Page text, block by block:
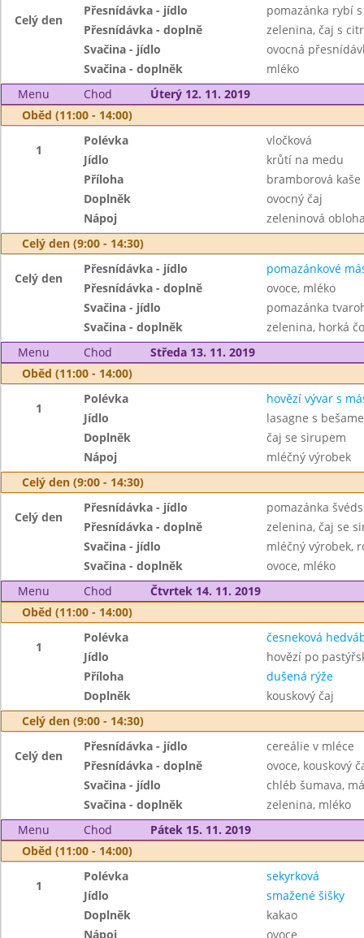
Celý den
Přesnídávka - jídlo
pomazánka rybí
Přesnídávka - doplně
zelenina, čaj s
Svačina - jídlo
ovocná
Svačina - doplněk
mléko
Menu
Chod
Úterý 12. 11. 2019
Oběd (11:00 - 14:00)
1
Polévka
vločková
Jídlo
krůtí na medu
Příloha
bramborová kaše
Doplněk
ovocný čaj
Nápoj
zeleninová
Celý den (9:00 - 14:30)
Celý den
Přesnídávka - jídlo
pomazánkové
Přesnídávka - doplně
ovoce, mléko
Svačina - jídlo
pomazánka
Svačina - doplněk
zelenina, horká
Menu
Chod
Středa 13. 11. 2019
Oběd (11:00 - 14:00)
1
Polévka
hovězí vývar s
Jídlo
lasagne s
Doplněk
čaj se sirupem
Nápoj
mléčný výrobek
Celý den (9:00 - 14:30)
Celý den
Přesnídávka - jídlo
pomazánka
Přesnídávka - doplně
zelenina, čaj se
Svačina - jídlo
mléčný výrobek,
Svačina - doplněk
ovoce, mléko
Menu
Chod
Čtvrtek 14. 11. 2019
Oběd (11:00 - 14:00)
1
Polévka
česneková
Jídlo
hovězí po
Příloha
dušená rýže
Doplněk
kouskový čaj
Celý den (9:00 - 14:30)
Celý den
Přesnídávka - jídlo
cereálie v mléce
Přesnídávka - doplně
ovoce, kouskový
Svačina - jídlo
chléb šumava,
Svačina - doplněk
zelenina, mléko
Menu
Chod
Pátek 15. 11. 2019
Oběd (11:00 - 14:00)
1
Polévka
sekyrková
Jídlo
smažené šišky
Doplněk
kakao
Nápoj
ovoce